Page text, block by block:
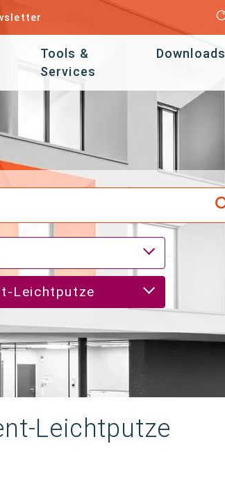
Tools &
Services
Downloads
Leichtputze
Leichtputze